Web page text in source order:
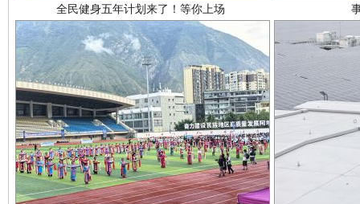
阿坝州三大球赛在茂县开幕 规模